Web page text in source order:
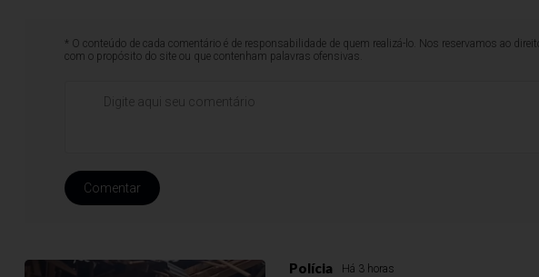
* O conteúdo de cada comentário é de responsabilidade de quem realizá-lo. Nos reservamos ao
com o propósito do site ou que contenham palavras ofensivas.
Comentar
Polícia Há 3 horas